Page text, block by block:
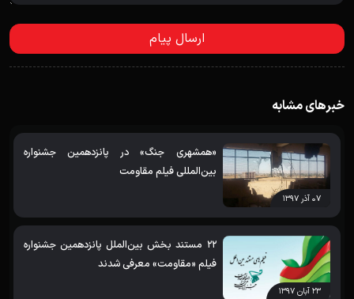
خبرهای مشابه
۰۷ آذر ۱۳۹۷
«همشهری جنگ» در پانزدهمین جشنواره
بین‌المللی فیلم مقاومت
۲۳ آبان ۱۳۹۷
22 مستند بخش بین‌الملل پانزدهمین جشنواره
فیلم «مقاومت» معرفی شدند